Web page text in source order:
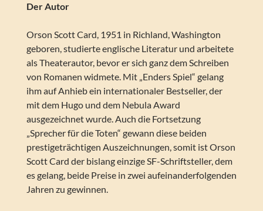
Der Autor
Orson Scott Card, 1951 in Richland, Washington
geboren, studierte englische Literatur und arbeitete
als Theaterautor, bevor er sich ganz dem Schreiben
von Romanen widmete. Mit „Enders Spiel“ gelang
ihm auf Anhieb ein internationaler Bestseller, der
mit dem Hugo und dem Nebula Award
ausgezeichnet wurde. Auch die Fortsetzung
„Sprecher für die Toten“ gewann diese beiden
prestigeträchtigen Auszeichnungen, somit ist Orson
Scott Card der bislang einzige SF-Schriftsteller, dem
es gelang, beide Preise in zwei aufeinanderfolgenden
Jahren zu gewinnen.